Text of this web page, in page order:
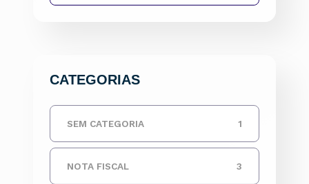
CATEGORIAS
SEM CATEGORIA 1
NOTA FISCAL 3